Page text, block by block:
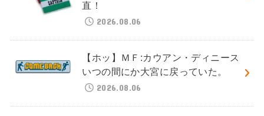
直！
2026.08.06
【ホッ】ＭＦ:カウアン・ディニース
いつの間にか大宮に戻っていた。
2026.08.06